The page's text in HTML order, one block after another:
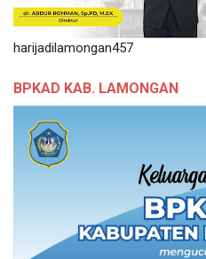
harijadilamongan457
BPKAD KAB. LAMONGAN